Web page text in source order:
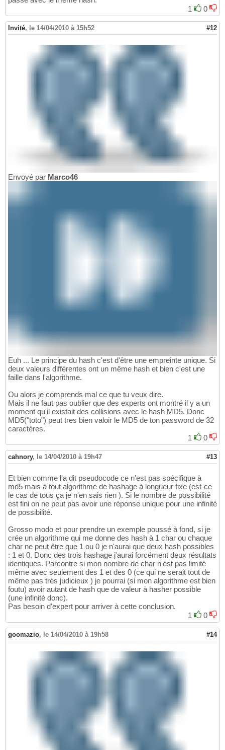
1
0
Invité, le 14/04/2010 à 15h52 #12
Envoyé par Marco46
Euh ... Le principe du hash c'est d'être une empreinte unique. Si
deux valeurs différentes ont un même hash et bien c'est une
faille dans l'algorithme.
Ou alors je comprends mal ce que tu veux dire.
Mais il ne faut pas oublier que des experts ont montré il y a un
moment qu'il existait des collisions avec le hash MD5. Donc
MD5("toto") peut tres bien valoir le MD5 de ton password de 32
caractères.
1
0
cahnory, le 14/04/2010 à 19h47 #13
Et bien comme l'a dit pseudocode ce n'est pas spécifique à
md5 mais à tout algorithme de hashage à longueur fixe (est-ce
le cas de tous ça je n'en sais rien ). Si le nombre de possibilité
est fini on ne peut pas avoir une réponse unique pour une infinité
de possibilité.
Grosso modo et pour prendre un exemple poussé à fond, si je
crée un algorithme qui me donne des hash à 1 char ou chaque
char ne peut être que 1 ou 0 je n'aurai que deux hash possibles
: 1 et 0. Donc des trois hashage j'aurai forcément deux résultats
identiques. Parcontre si mon nombre de char n'est pas limité
même avec seulement des 1 et des 0 (ce qui ne serait tout de
même pas très judicieux ) je pourrai (si mon algorithme est bien
foutu) avoir autant de hash que de valeur à hasher possible
(une infinité donc).
Pas besoin d'expert pour arriver à cette conclusion.
1
0
goomazio, le 14/04/2010 à 19h58 #14